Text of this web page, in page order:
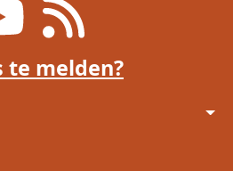
te melden?